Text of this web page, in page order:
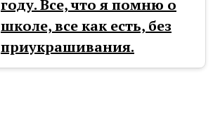
году. Все, что я помню о
школе, все как есть, без
приукрашивания.